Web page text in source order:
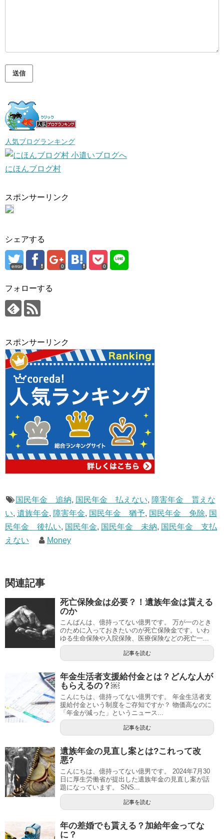
人気ブログランキング
にほんブログ村
スポンサーリンク
シェアする
error 0 0
フォローする
スポンサーリンク
国民年金 追納, 国民年金 払えない, 障害年金 貰えな
い, 遺族年金, 障害年金, 国民年金 猶予, 国民年金 免除, 国
民年金 後払い, 国民年金, 国民年金 未納, 国民年金 支払
えない
Money
関連記事
死亡保険金は必要？！遺族年金は貰える
のか
こんばんは、億持ってない億男です。 万が一のとき
のために入っておきたいのが死亡保険金です。いわ
ゆる生命保険や入院保険、医療保険などの死亡一...
記事を読む
年金生活者支援給付金とは？どんな人が
もらえるの？￼
こんにちは、億持ってない億男です。 年金生活者支
援給付金という制度をご存知ですか？ 物価高なのに
「年金が減った」というニュース...
記事を読む
遺族年金の見直し案とは?これって改
悪?
こんにちは、億持ってない億男です。 2024年7月30
日に厚生労働省が提出した遺族年金の見直し案が話
題になっています。 SNS...
記事を読む
年の差婚でも貰える？加給年金ってな
に？